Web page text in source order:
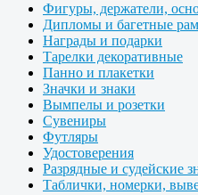
Фигуры, держатели,
Дипломы и багетные
Награды и подарки
Тарелки декоративные
Панно и плакетки
Значки и знаки
Вымпелы и розетки
Сувениры
Футляры
Удостоверения
Разрядные и судейские
Таблички, номерки,